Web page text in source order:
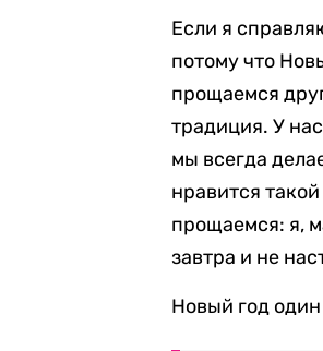
Если я
потому что
прощаемся
традиция. У
мы всегда
нравится
прощаемся: я,
завтра и не
Новый год